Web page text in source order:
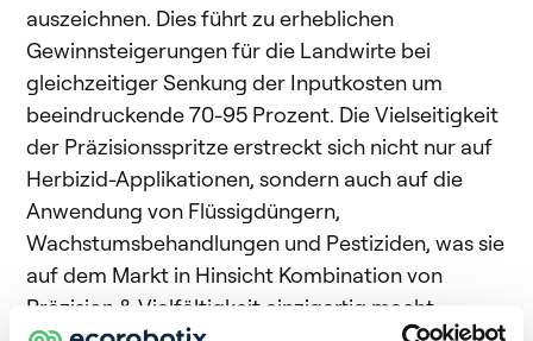
auszeichnen. Dies führt zu erheblichen
Gewinnsteigerungen für die Landwirte bei
gleichzeitiger Senkung der Inputkosten um
beeindruckende 70-95 Prozent. Die Vielseitigkeit
der Präzisionsspritze erstreckt sich nicht nur auf
Herbizid-Applikationen, sondern auch auf die
Anwendung von Flüssigdüngern,
Wachstumsbehandlungen und Pestiziden, was sie
auf dem Markt in Hinsicht Kombination von
Präzision & Vielfältigkeit einzigartig macht.